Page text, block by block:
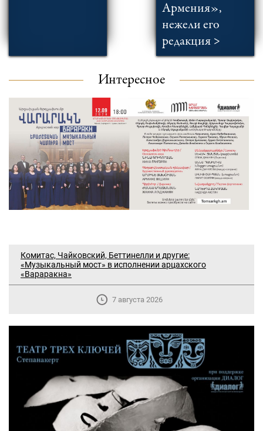
Армения»,
нежели его
редакция >
Интересное
Комитас, Чайковский, Беттинелли и другие:
«Музыкальный мост» в исполнении арцахского
«Вараракна»
7 августа 2026